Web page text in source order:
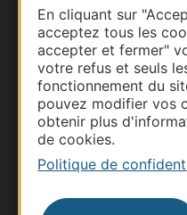
En cliquant sur
acceptez tous les
accepter et fermer"
votre refus et seuls
fonctionnement du
pouvez modifier vos
obtenir plus
de cookies.
Politique de
Thermalisme
Business/Mice